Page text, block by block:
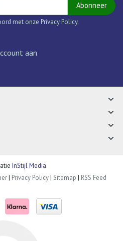
Abonneer
met onze Privacy Policy.
aan
InStijl Media
| Privacy Policy| Sitemap | RSS Feed